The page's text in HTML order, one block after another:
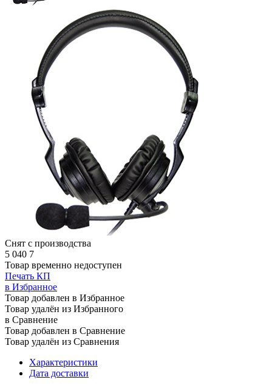
Снят с производства
5 040 7
Товар временно недоступен
Печать КП
в Избранное
Товар добавлен в Избранное
Товар удалён из Избранного
в Сравнение
Товар добавлен в Сравнение
Товар удалён из Сравнения
Характеристики
Дата доставки